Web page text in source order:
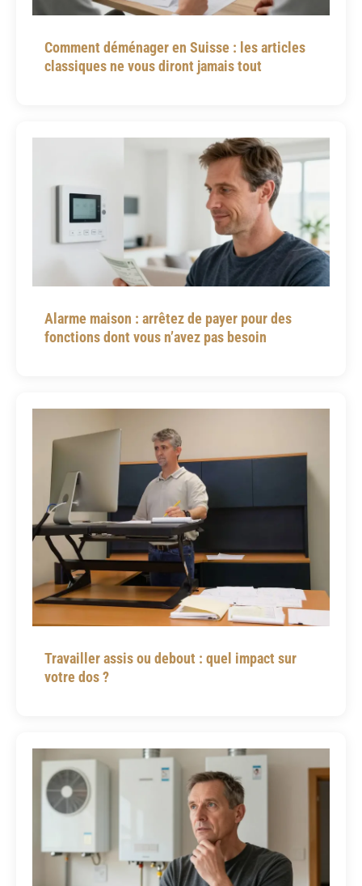
Comment déménager en Suisse : les articles
classiques ne vous diront jamais tout
Alarme maison : arrêtez de payer pour des
fonctions dont vous n’avez pas besoin
Travailler assis ou debout : quel impact sur
votre dos ?